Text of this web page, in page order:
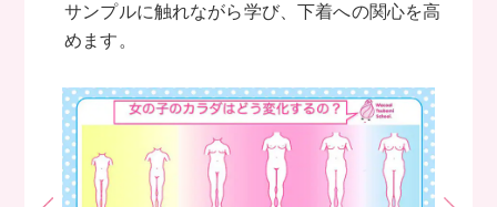
サンプルに触れながら学び、下着への関心を高
めます。